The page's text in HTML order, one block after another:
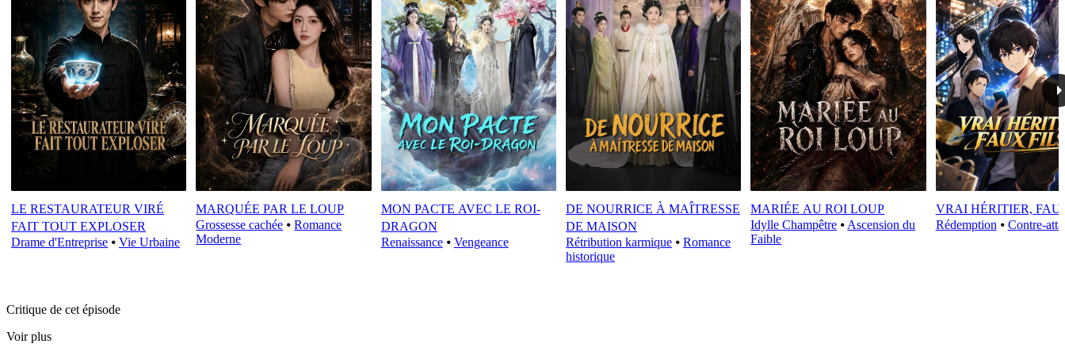
LE RESTAURATEUR VIRÉ
FAIT TOUT EXPLOSER
Drame d'Entreprise ⦁ Vie Urbaine
MARQUÉE PAR LE LOUP
Grossesse cachée ⦁Romance
Moderne
MON PACTE AVEC LE ROI-
DRAGON
Renaissance⦁ Vengeance
DE NOURRICE À MAÎTRESSE
DE MAISON
Rétribution karmique⦁ Romance
historique
MARIÉE AU ROI LOUP
Idylle Champêtre ⦁ Ascension du
Faible
VRAI HÉRITIER,
Rédemption ⦁ Contre-
Critique de cet épisode
Voir plus